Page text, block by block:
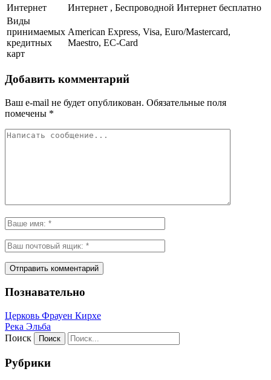
Интернет
Интернет , Беспроводной Интернет бесплатно
Виды
принимаемых
кредитных
карт
American Express, Visa, Euro/Mastercard,
Maestro, EC-Card
Добавить комментарий
Ваш e-mail не будет опубликован. Обязательные поля
помечены *
Познавательно
Церковь Фрауен Кирхе
Река Эльба
Поиск
Рубрики